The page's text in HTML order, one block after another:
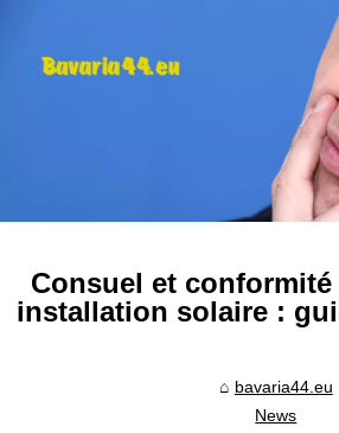
Consuel et
installation solaire :
bavaria44.eu
News